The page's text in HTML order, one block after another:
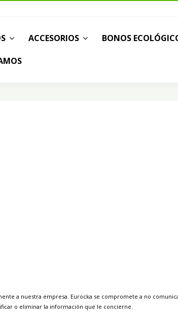
ACCESORIOS BONOS
a nuestra empresa. Eurocka se compromete a no
o eliminar la información que le concierne.